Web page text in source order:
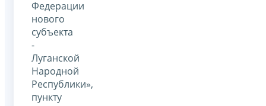
Федерации
нового
субъекта
-
Луганской
Народной
Республики»,
пункту